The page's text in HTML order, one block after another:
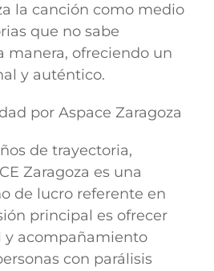
la canción como medio
que no sabe
manera, ofreciendo un
y auténtico.
por Aspace Zaragoza
de trayectoria,
Zaragoza es una
de lucro referente en
principal es ofrecer
y acompañamiento
con parálisis